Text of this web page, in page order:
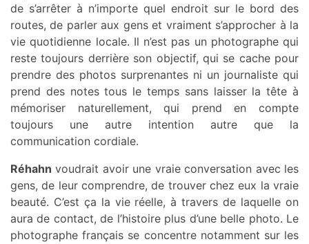
de s’arrêter à n’importe quel endroit sur le bord des
routes, de parler aux gens et vraiment s’approcher à la
vie quotidienne locale. Il n’est pas un photographe qui
reste toujours derrière son objectif, qui se cache pour
prendre des photos surprenantes ni un journaliste qui
prend des notes tous le temps sans laisser la tête à
mémoriser naturellement, qui prend en compte
toujours une autre intention autre que la
communication cordiale.
Réhahn voudrait avoir une vraie conversation avec les
gens, de leur comprendre, de trouver chez eux la vraie
beauté. C’est ça la vie réelle, à travers de laquelle on
aura de contact, de l’histoire plus d’une belle photo. Le
photographe français se concentre notamment sur les